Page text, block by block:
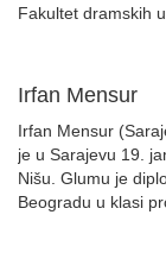
Fakultet dramskih
Irfan Mensur
Irfan Mensur
je u Sarajevu 19.
Nišu. Glumu je
Beogradu u klasi